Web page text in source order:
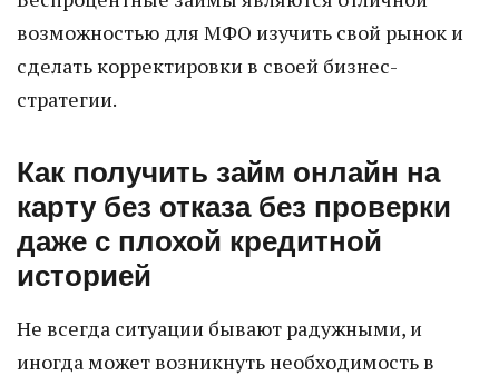
возможностью для МФО изучить свой рынок и
сделать корректировки в своей бизнес-
стратегии.
Как получить займ онлайн на
карту без отказа без проверки
даже с плохой кредитной
историей
Не всегда ситуации бывают радужными, и
иногда может возникнуть необходимость в